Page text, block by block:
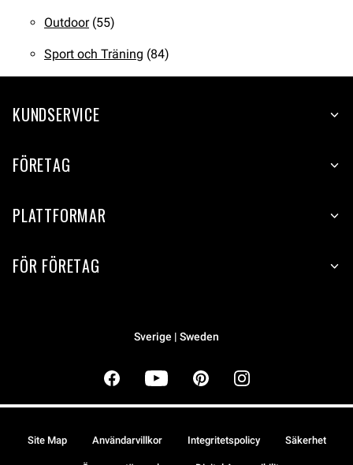
Outdoor(55)
Sport och Träning (84)
KUNDSERVICE
FÖRETAG
PLATTFORMAR
FÖR FÖRETAG
Sverige | Sweden
Site Map Användarvillkor Integritetspolicy Säkerhet